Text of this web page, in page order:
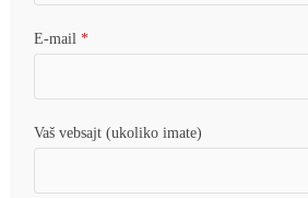
E-mail*
Vaš vebsajt (ukoliko imate)